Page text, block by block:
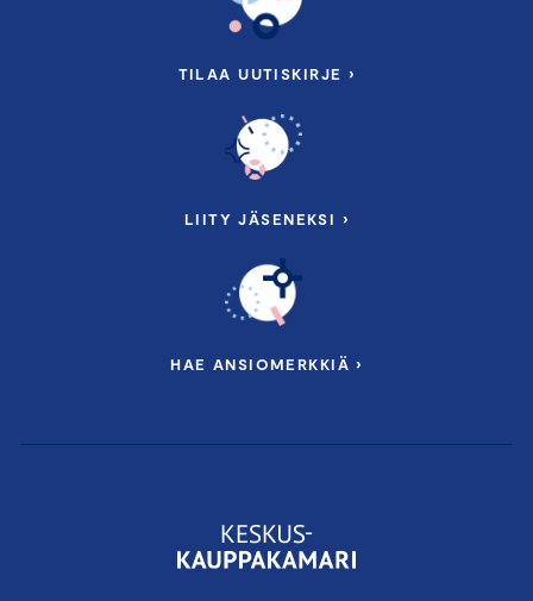
TILAA UUTISKIRJE ›
LIITY JÄSENEKSI ›
HAE ANSIOMERKKIÄ ›